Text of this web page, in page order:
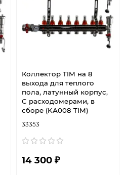
Коллектор TIM на 8
выхода для теплого
пола, латунный корпус,
C расходомерами, в
сборе (KА008 TIM)
33353
14 300 ₽